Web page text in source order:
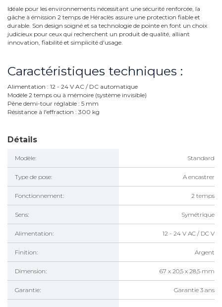
Idéale pour les environnements nécessitant une sécurité renforcée, la
gâche à émission 2 temps de Héraclès assure une protection fiable et
durable. Son design soigné et sa technologie de pointe en font un choix
judicieux pour ceux qui recherchent un produit de qualité, alliant
innovation, fiabilité et simplicité d'usage.
Caractéristiques techniques :
Alimentation : 12 - 24 V AC / DC automatique
Modèle 2 temps ou à mémoire (système invisible)
Pêne demi-tour réglable : 5 mm
Résistance à l'effraction : 300 kg
Détails
Modèle: Standard
Type de pose: A encastrer
Fonctionnement: 2 temps
Sens: Symétrique
Alimentation: 12 - 24 V AC / DC V
Finition: Argent
Dimension: 67 x 20,5 x 28,5 mm
Garantie: Garantie 3 ans